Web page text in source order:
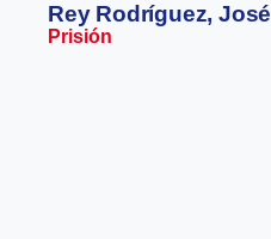
Rey Rodríguez, José
Prisión